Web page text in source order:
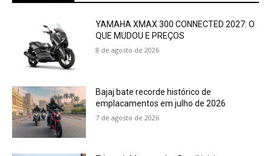
YAMAHA XMAX 300 CONNECTED 2027: O
QUE MUDOU E PREÇOS
8 de agosto de 2026
Bajaj bate recorde histórico de
emplacamentos em julho de 2026
7 de agosto de 2026